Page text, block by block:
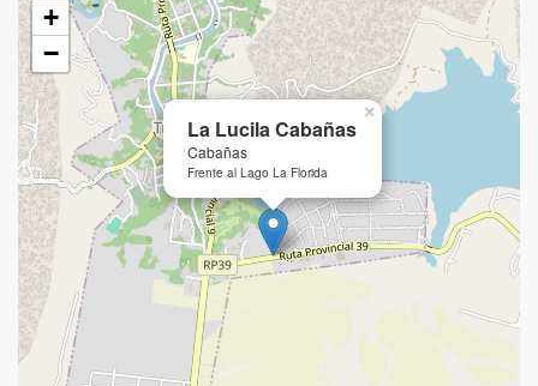
La Lucila Cabañas
Cabañas
Frente al Lago La Florida
×
+
−